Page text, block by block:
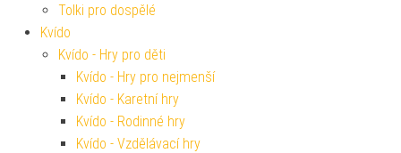
Tolki pro dospělé
Kvído
Kvído - Hry pro děti
Kvído - Hry pro nejmenší
Kvído - Karetní hry
Kvído - Rodinné hry
Kvído - Vzdělávací hry